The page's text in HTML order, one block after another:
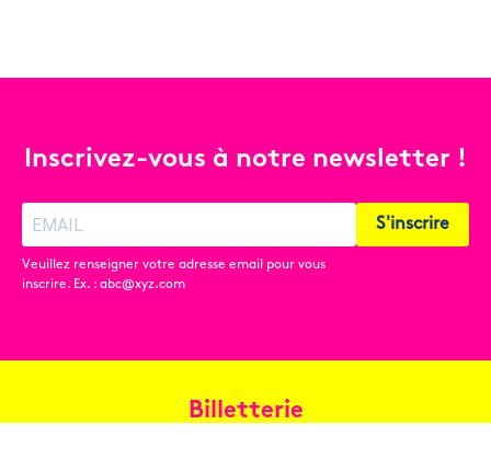
Inscrivez-vous à notre newsletter !
Veuillez renseigner votre adresse email pour vous
inscrire. Ex. : abc@xyz.com
S'inscrire
Billetterie